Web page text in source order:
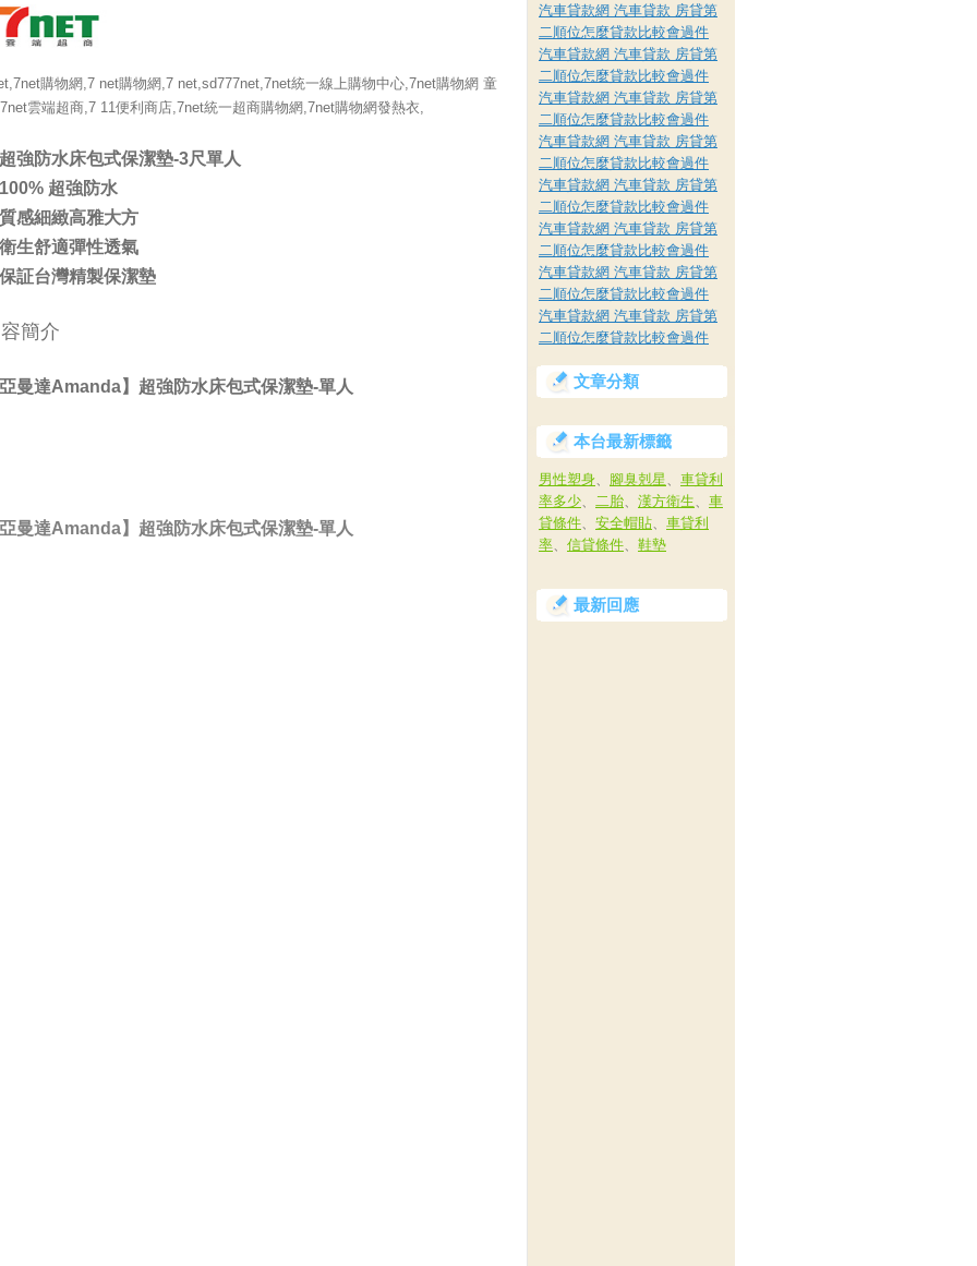
購物網,7 net購物網,7 net,sd777net,7net統一線上購物中心,7net購物網 童
雲端超商,7 11便利商店,7net統一超商購物網,7net購物網發熱衣,
強防水床包式保潔墊-3尺單人
超強防水
感細緻高雅大方
生舒適彈性透氣
証台灣精製保潔墊
簡介
曼達Amanda】超強防水床包式保潔墊-單人
曼達Amanda】超強防水床包式保潔墊-單人
汽車貸款網 汽車貸款 房貸第
二順位怎麼貸款比較會過件
汽車貸款網 汽車貸款 房貸第
二順位怎麼貸款比較會過件
汽車貸款網 汽車貸款 房貸第
二順位怎麼貸款比較會過件
汽車貸款網 汽車貸款 房貸第
二順位怎麼貸款比較會過件
汽車貸款網 汽車貸款 房貸第
二順位怎麼貸款比較會過件
汽車貸款網 汽車貸款 房貸第
二順位怎麼貸款比較會過件
汽車貸款網 汽車貸款 房貸第
二順位怎麼貸款比較會過件
汽車貸款網 汽車貸款 房貸第
二順位怎麼貸款比較會過件
文章分類
本台最新標籤
男性塑身、 腳臭剋星、 車貸利
率多少、 二胎、 漢方衛生、 車
貸條件、 安全帽貼、 車貸利
率、 信貸條件、 鞋墊
最新回應